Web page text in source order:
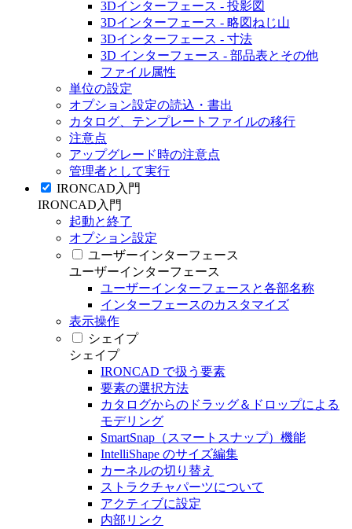
3Dインターフェース - 投影図
3Dインターフェース - 略図ねじ山
3Dインターフェース - 寸法
3D インターフェース - 部品表とその他
ファイル属性
単位の設定
オプション設定の読込・書出
カタログ、テンプレートファイルの移行
注意点
アップグレード時の注意点
管理者として実行
IRONCAD入門
IRONCAD入門
起動と終了
オプション設定
ユーザーインターフェース
ユーザーインターフェース
ユーザーインターフェースと各部名称
インターフェースのカスタマイズ
表示操作
シェイプ
シェイプ
IRONCAD で扱う要素
要素の選択方法
カタログからのドラッグ＆ドロップによる
モデリング
SmartSnap（スマートスナップ）機能
IntelliShape のサイズ編集
カーネルの切り替え
ストラクチャパーツについて
アクティブに設定
内部リンク